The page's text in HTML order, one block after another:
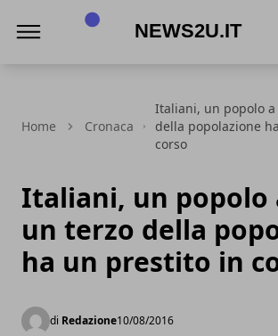
Home Cronaca
Italiani, un popolo
della popolazione
corso
Italiani, un popolo
un terzo della
ha un prestito in
di Redazione10/08/2016